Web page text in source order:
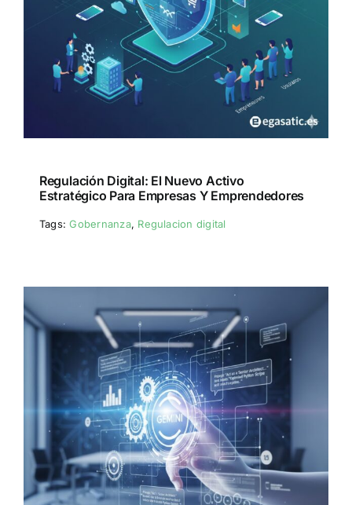
Regulación Digital: El Nuevo Activo
Estratégico Para Empresas Y Emprendedores
Tags:Gobernanza, Regulacion digital